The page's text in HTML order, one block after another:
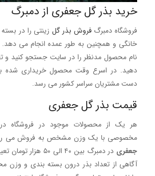
خرید بذر گل جعفری از دمبرگ
فروشگاه دمبرگفروش بذر گل زینتی را در
خانگی و همچنین به طور عمده انجام می دهد.
نام محصول مدنظر را در سایت جستجو کنید و
دهید. در اسرع وقت محصول خریداری شده
دست مشتریان سراسر کشور می رسد.
قیمت بذر گل جعفری
هر یک از محصولات موجود در فروشگاه
مخصوصی با یک وزن مشخص به فروش می
جعفری
در دمبرگ بین ۴۰ الی
آگاهی از تعداد بذر درون بسته بندی و وزن